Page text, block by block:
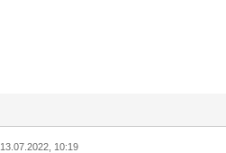
13.07.2022, 10:19